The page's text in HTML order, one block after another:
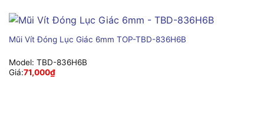
Mũi Vít Đóng Lục Giác 6mm TOP-TBD-836H6B
Model: TBD-836H6B
Giá:71,000₫